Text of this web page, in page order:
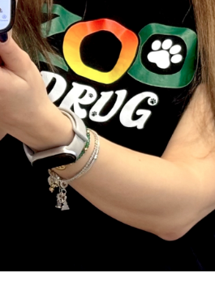
VOM FEINSTEN MINI ADULT YAŞ YEM, 100
Q, #82359